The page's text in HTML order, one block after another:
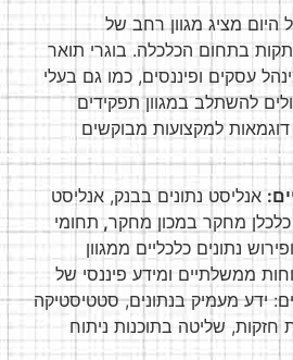
היום מציג מגוון רחב של
בתחום הכלכלה. בוגרי תואר
עסקים ופיננסים, כמו גם בעלי
להשתלב במגוון תפקידים
למקצועות מבוקשים
אנליסט נתונים בבנק, אנליסט
מחקר במכון מחקר, תחומי
נתונים כלכליים ממגוון
ממשלתיים ומידע פיננסי של
ידע מעמיק בנתונים, סטטיסטיקה
חזקות, שליטה בתוכנות ניתוח